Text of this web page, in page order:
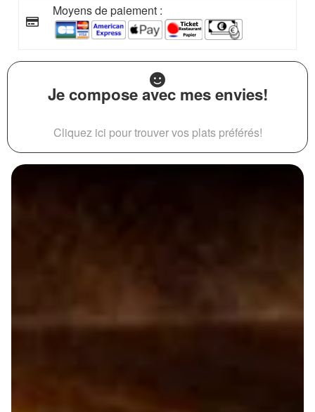
Moyens de paiement :
Je compose avec mes envies!
Cliquez ici pour trouver vos plats préférés!